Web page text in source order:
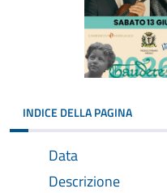
INDICE DELLA PAGINA
Data
Descrizione